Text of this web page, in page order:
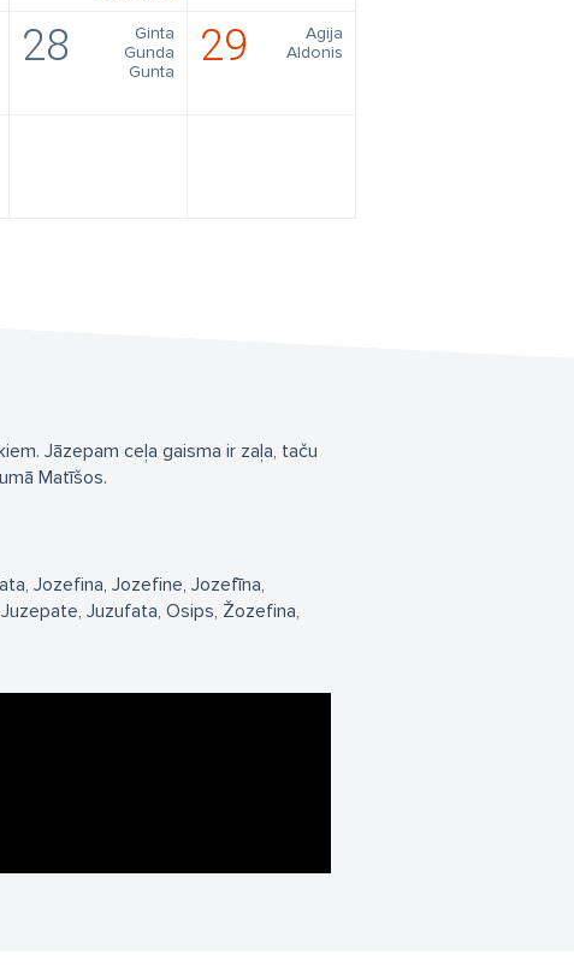
28
Ginta
Gunda
Gunta
29
Agija
Aldonis
Jāzepam ceļa gaisma ir zaļa, taču
Matīšos.
Jozefina Jozefine Jozefīna
Juzepate Juzufata Osips Žozefina